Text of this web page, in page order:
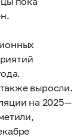
выросли.
на 2025 —